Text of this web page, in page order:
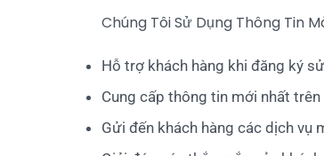
Chúng Tôi Sử Dụng Thông Tin
Hỗ trợ khách hàng khi đăng ký
Cung cấp thông tin mới nhất
Gửi đến khách hàng các dịch vụ